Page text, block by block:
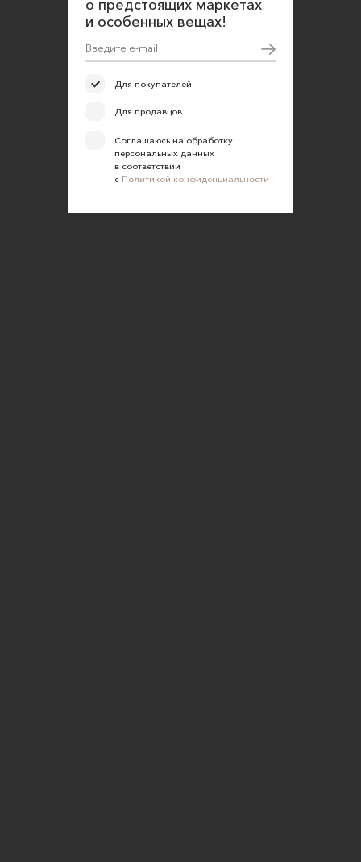
о предстоящих маркетах
и особенных вещах!
Для покупателей
Для продавцов
Соглашаюсь на обработку
персональных данных
в соответствии
с Политикой конфиденциальности